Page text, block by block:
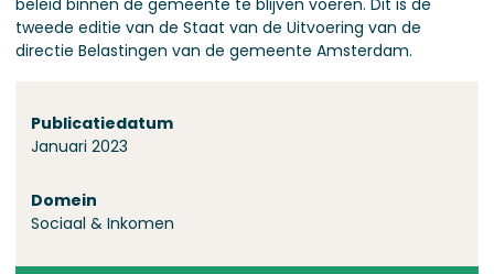
tweede editie van de Staat van de Uitvoering van de
directie Belastingen van de gemeente Amsterdam.
Publicatiedatum
Januari 2023
Domein
Sociaal & Inkomen